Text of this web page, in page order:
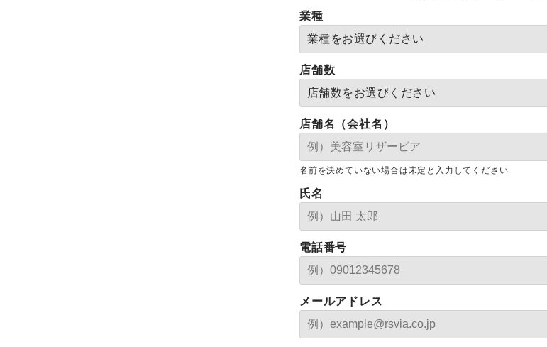
業種
店舗数
店舗名（会社名）
名前を決めていない場合は未定と入力してください
氏名
電話番号
メールアドレス